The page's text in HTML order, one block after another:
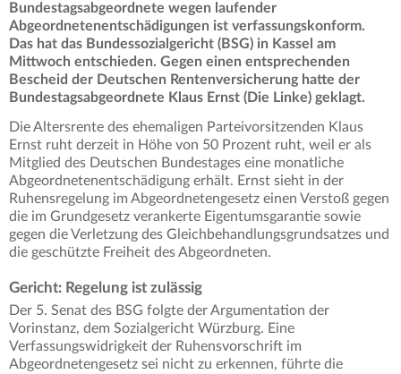
Bundestagsabgeordnete wegen laufender
Abgeordnetenentschädigungen ist verfassungskonform.
Das hat das Bundessozialgericht (BSG) in Kassel am
Mittwoch entschieden. Gegen einen entsprechenden
Bescheid der Deutschen Rentenversicherung hatte der
Bundestagsabgeordnete Klaus Ernst (Die Linke) geklagt.
Die Altersrente des ehemaligen Parteivorsitzenden Klaus
Ernst ruht derzeit in Höhe von 50 Prozent ruht, weil er als
Mitglied des Deutschen Bundestages eine monatliche
Abgeordnetenentschädigung erhält. Ernst sieht in der
Ruhensregelung im Abgeordnetengesetz einen Verstoß gegen
die im Grundgesetz verankerte Eigentumsgarantie sowie
gegen die Verletzung des Gleichbehandlungsgrundsatzes und
die geschützte Freiheit des Abgeordneten.
Gericht: Regelung ist zulässig
Der 5. Senat des BSG folgte der Argumentation der
Vorinstanz, dem Sozialgericht Würzburg. Eine
Verfassungswidrigkeit der Ruhensvorschrift im
Abgeordnetengesetz sei nicht zu erkennen, führte die